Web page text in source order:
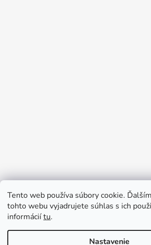
Tento web používa súbory cookie.
tohto webu vyjadrujete súhlas s ich
informáciítu.
Nastavenie
Prijímame online platby